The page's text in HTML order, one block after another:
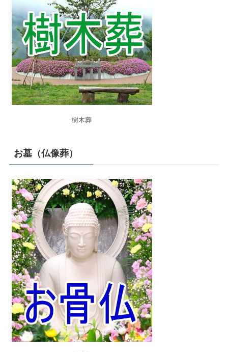
樹木葬
お墓（仏像葬）